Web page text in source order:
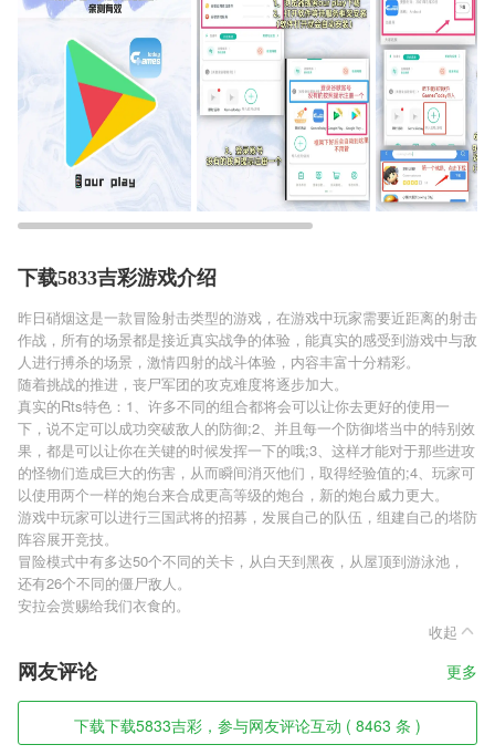
下载5833吉彩游戏介绍
昨日硝烟这是一款冒险射击类型的游戏，在游戏中玩家需要近距离的射击
作战，所有的场景都是接近真实战争的体验，能真实的感受到游戏中与敌
人进行搏杀的场景，激情四射的战斗体验，内容丰富十分精彩。
随着挑战的推进，丧尸军团的攻克难度将逐步加大。
真实的Rts特色：1、许多不同的组合都将会可以让你去更好的使用一
下，说不定可以成功突破敌人的防御;2、并且每一个防御塔当中的特别效
果，都是可以让你在关键的时候发挥一下的哦;3、这样才能对于那些进攻
的怪物们造成巨大的伤害，从而瞬间消灭他们，取得经验值的;4、玩家可
以使用两个一样的炮台来合成更高等级的炮台，新的炮台威力更大。
游戏中玩家可以进行三国武将的招募，发展自己的队伍，组建自己的塔防
阵容展开竞技。
冒险模式中有多达50个不同的关卡，从白天到黑夜，从屋顶到游泳池，
还有26个不同的僵尸敌人。
安拉会赏赐给我们衣食的。
收起
网友评论 更多
下载下载5833吉彩，参与网友评论互动 ( 8463 条 )